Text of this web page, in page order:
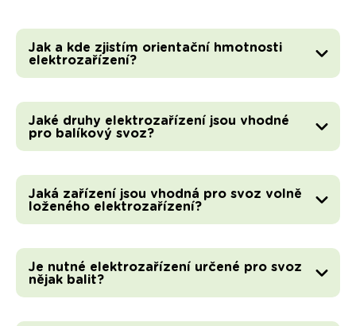
Jak a kde zjistím orientační hmotnosti
elektrozařízení?
Jaké druhy elektrozařízení jsou vhodné
pro balíkový svoz?
Jaká zařízení jsou vhodná pro svoz volně
loženého elektrozařízení?
Je nutné elektrozařízení určené pro svoz
nějak balit?